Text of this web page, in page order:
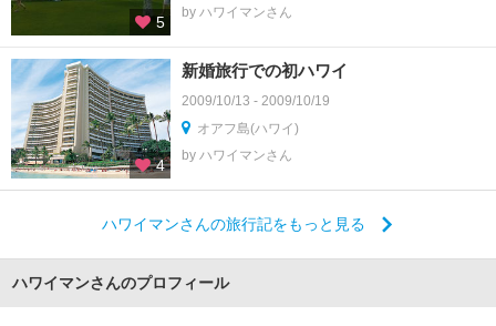
5
by ハワイマンさん
4
新婚旅行での初ハワイ
2009/10/13 - 2009/10/19
オアフ島(ハワイ)
by ハワイマンさん
ハワイマンさんの旅行記をもっと見る
ハワイマンさんのプロフィール